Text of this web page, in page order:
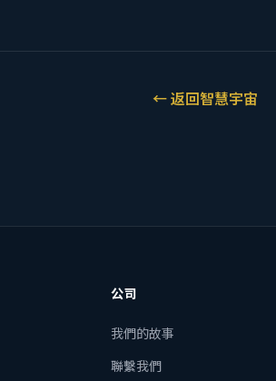
← 返回智慧宇宙
公司
我們的故事
聯繫我們